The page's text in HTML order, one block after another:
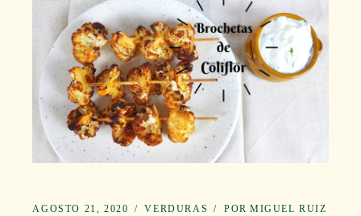
AGOSTO 21, 2020 VERDURAS POR MIGUEL RUIZ